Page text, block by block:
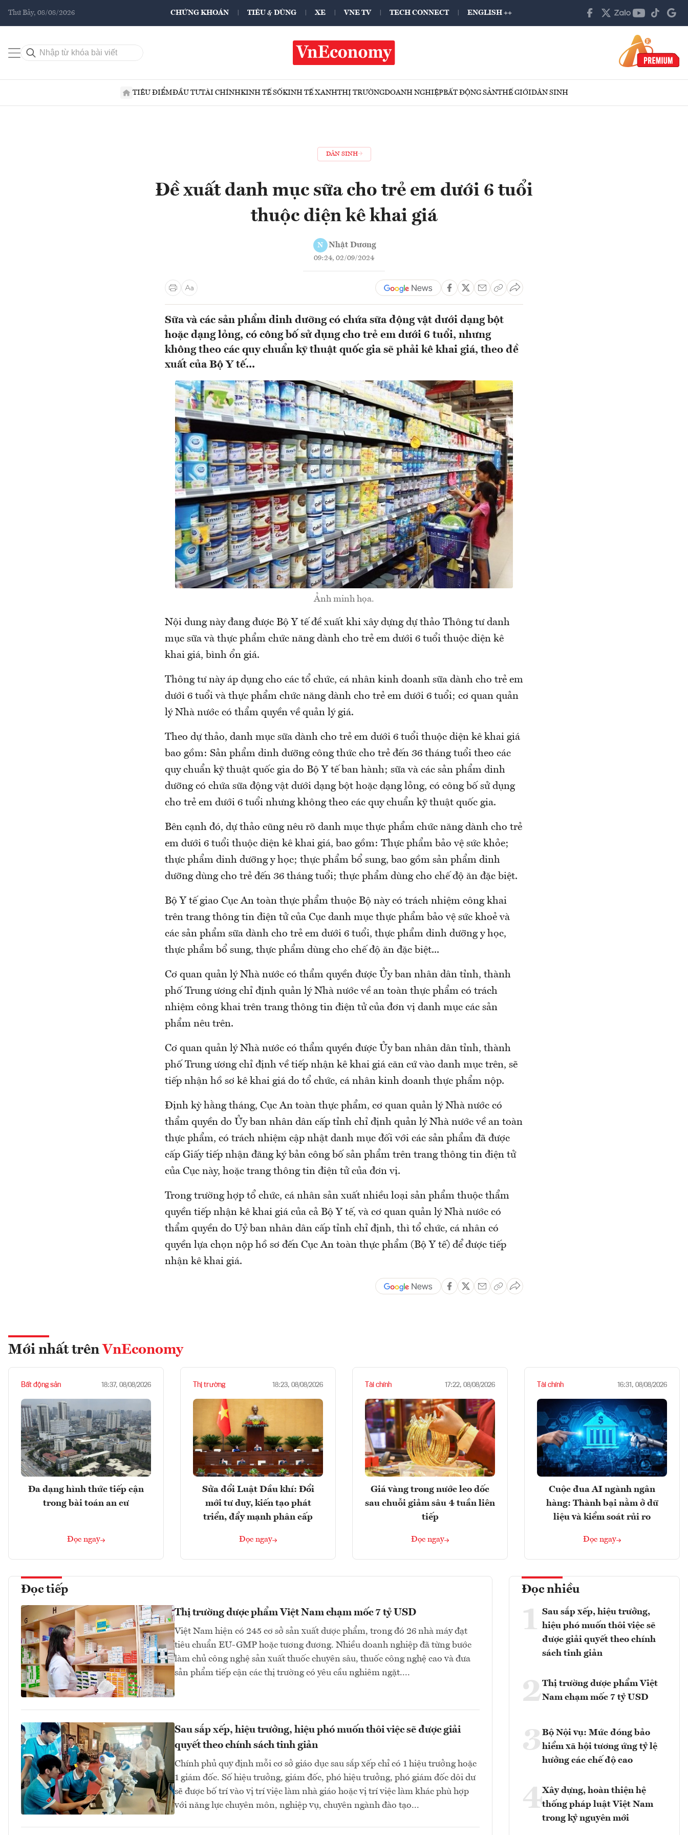
Thứ Bảy, 08/08/2026 CHỨNG KHOÁN TIÊU & DÙNG XE VNE TV TECH CONNECT ENGLISH ++
TIÊU ĐIỂMĐẦU TƯTÀI CHÍNHKINH TẾ SỐKINH TẾ XANHTHỊ TRƯỜNGDOANH NGHIỆPBẤT ĐỘNG SẢNTHẾ GIỚIDÂN SINH
DÂN SINH
Đề xuất danh mục sữa cho trẻ em dưới 6 tuổi
thuộc diện kê khai giá
N Nhật Dương
09:24, 02/09/2024
Sữa và các sản phẩm dinh dưỡng có chứa sữa động vật dưới dạng bột
hoặc dạng lỏng, có công bố sử dụng cho trẻ em dưới 6 tuổi, nhưng
không theo các quy chuẩn kỹ thuật quốc gia sẽ phải kê khai giá, theo đề
xuất của Bộ Y tế...
Ảnh minh họa.
Nội dung này đang được Bộ Y tế đề xuất khi xây dựng dự thảo Thông tư danh
mục sữa và thực phẩm chức năng dành cho trẻ em dưới 6 tuổi thuộc diện kê
khai giá, bình ổn giá.
Thông tư này áp dụng cho các tổ chức, cá nhân kinh doanh sữa dành cho trẻ em
dưới 6 tuổi và thực phẩm chức năng dành cho trẻ em dưới 6 tuổi; cơ quan quản
lý Nhà nước có thẩm quyền về quản lý giá.
Theo dự thảo, danh mục sữa dành cho trẻ em dưới 6 tuổi thuộc diện kê khai giá
bao gồm: Sản phẩm dinh dưỡng công thức cho trẻ đến 36 tháng tuổi theo các
quy chuẩn kỹ thuật quốc gia do Bộ Y tế ban hành; sữa và các sản phẩm dinh
dưỡng có chứa sữa động vật dưới dạng bột hoặc dạng lỏng, có công bố sử dụng
cho trẻ em dưới 6 tuổi nhưng không theo các quy chuẩn kỹ thuật quốc gia.
Bên cạnh đó, dự thảo cũng nêu rõ danh mục thực phẩm chức năng dành cho trẻ
em dưới 6 tuổi thuộc diện kê khai giá, bao gồm: Thực phẩm bảo vệ sức khỏe;
thực phẩm dinh dưỡng y học; thực phẩm bổ sung, bao gồm sản phẩm dinh
dưỡng dùng cho trẻ đến 36 tháng tuổi; thực phẩm dùng cho chế độ ăn đặc biệt.
Bộ Y tế giao Cục An toàn thực phẩm thuộc Bộ này có trách nhiệm công khai
trên trang thông tin điện tử của Cục danh mục thực phẩm bảo vệ sức khoẻ và
các sản phẩm sữa dành cho trẻ em dưới 6 tuổi, thực phẩm dinh dưỡng y học,
thực phẩm bổ sung, thực phẩm dùng cho chế độ ăn đặc biệt...
Cơ quan quản lý Nhà nước có thẩm quyền được Ủy ban nhân dân tỉnh, thành
phố Trung ương chỉ định quản lý Nhà nước về an toàn thực phẩm có trách
nhiệm công khai trên trang thông tin điện tử của đơn vị danh mục các sản
phẩm nêu trên.
Cơ quan quản lý Nhà nước có thẩm quyền được Ủy ban nhân dân tỉnh, thành
phố Trung ương chỉ định về tiếp nhận kê khai giá căn cứ vào danh mục trên, sẽ
tiếp nhận hồ sơ kê khai giá do tổ chức, cá nhân kinh doanh thực phẩm nộp.
Định kỳ hằng tháng, Cục An toàn thực phẩm, cơ quan quản lý Nhà nước có
thẩm quyền do Ủy ban nhân dân cấp tỉnh chỉ định quản lý Nhà nước về an toàn
thực phẩm, có trách nhiệm cập nhật danh mục đối với các sản phẩm đã được
cấp Giấy tiếp nhận đăng ký bản công bố sản phẩm trên trang thông tin điện tử
của Cục này, hoặc trang thông tin điện tử của đơn vị.
Trong trường hợp tổ chức, cá nhân sản xuất nhiều loại sản phẩm thuộc thẩm
quyền tiếp nhận kê khai giá của cả Bộ Y tế, và cơ quan quản lý Nhà nước có
thẩm quyền do Uỷ ban nhân dân cấp tỉnh chỉ định, thì tổ chức, cá nhân có
quyền lựa chọn nộp hồ sơ đến Cục An toàn thực phẩm (Bộ Y tế) để được tiếp
nhận kê khai giá.
Mới nhất trên VnEconomy
Bất động sản 18:37, 08/08/2026
Đa dạng hình thức tiếp cận
trong bài toán an cư
Đọc ngay
Thị trường 18:23, 08/08/2026
Sửa đổi Luật Dầu khí: Đổi
mới tư duy, kiến tạo phát
triển, đẩy mạnh phân cấp
Đọc ngay
Tài chính 17:22, 08/08/2026
Giá vàng trong nước leo dốc
sau chuỗi giảm sâu 4 tuần liên
tiếp
Đọc ngay
Tài chính 16:31, 08/08/2026
Cuộc đua AI ngành ngân
hàng: Thành bại nằm ở dữ
liệu và kiểm soát rủi ro
Đọc ngay
Đọc tiếp
Thị trường dược phẩm Việt Nam chạm mốc 7 tỷ USD
Việt Nam hiện có 245 cơ sở sản xuất dược phẩm, trong đó 26 nhà máy đạt
tiêu chuẩn EU-GMP hoặc tương đương. Nhiều doanh nghiệp đã từng bước
làm chủ công nghệ sản xuất thuốc chuyên sâu, thuốc công nghệ cao và đưa
sản phẩm tiếp cận các thị trường có yêu cầu nghiêm ngặt....
Sau sắp xếp, hiệu trưởng, hiệu phó muốn thôi việc sẽ được giải
quyết theo chính sách tinh giản
Chính phủ quy định mỗi cơ sở giáo dục sau sắp xếp chỉ có 1 hiệu trưởng hoặc
1 giám đốc. Số hiệu trưởng, giám đốc, phó hiệu trưởng, phó giám đốc dôi dư
sẽ được bố trí vào vị trí việc làm nhà giáo hoặc vị trí việc làm khác phù hợp
với năng lực chuyên môn, nghiệp vụ, chuyên ngành đào tạo...
Đọc nhiều
1 Sau sắp xếp, hiệu trưởng,
hiệu phó muốn thôi việc sẽ
được giải quyết theo chính
sách tinh giản
2Thị trường dược phẩm Việt
Nam chạm mốc 7 tỷ USD
3 Bộ Nội vụ: Mức đóng bảo
hiểm xã hội tương ứng tỷ lệ
hưởng các chế độ cao
4Xây dựng, hoàn thiện hệ
thống pháp luật Việt Nam
trong kỷ nguyên mới